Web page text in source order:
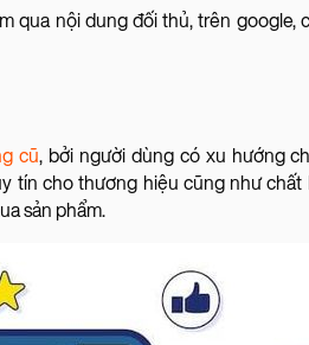
qua nội dung đối thủ, trên google,
cũ, bởi người dùng có xu hướng
tín cho thương hiệu cũng như chất
sản phẩm.